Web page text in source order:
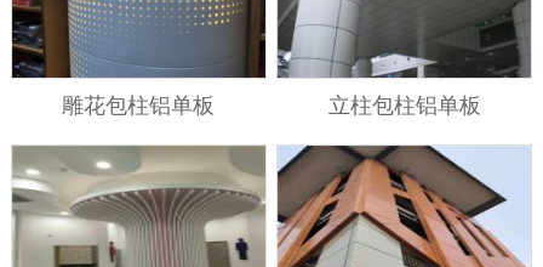
雕花包柱铝单板 立柱包柱铝单板